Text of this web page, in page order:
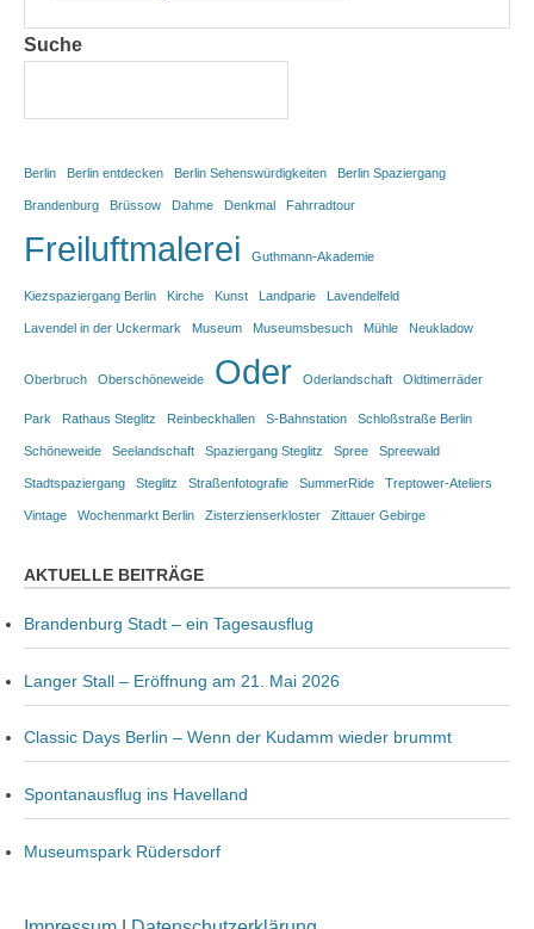
Suche
Berlin Berlin entdecken Berlin Sehenswürdigkeiten Berlin Spaziergang
Brandenburg Brüssow Dahme Denkmal Fahrradtour
Freiluftmalerei Guthmann-Akademie
Kiezspaziergang Berlin Kirche Kunst Landparie Lavendelfeld
Lavendel in der Uckermark Museum Museumsbesuch Mühle Neukladow
Oberbruch Oberschöneweide Oder Oderlandschaft Oldtimerräder
Park Rathaus Steglitz Reinbeckhallen S-Bahnstation Schloßstraße Berlin
Schöneweide Seelandschaft Spaziergang Steglitz Spree Spreewald
Stadtspaziergang Steglitz Straßenfotografie SummerRide Treptower-Ateliers
Vintage Wochenmarkt Berlin Zisterzienserkloster Zittauer Gebirge
AKTUELLE BEITRÄGE
Brandenburg Stadt – ein Tagesausflug
Langer Stall – Eröffnung am 21. Mai 2026
Classic Days Berlin – Wenn der Kudamm wieder brummt
Spontanausflug ins Havelland
Museumspark Rüdersdorf